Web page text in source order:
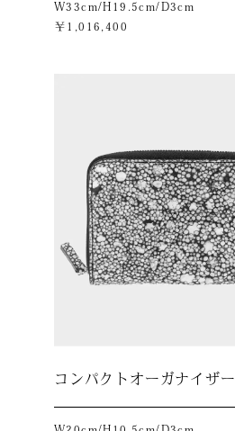
W33cm/H19.5cm/D3cm
￥1,016,400
コンパクトオーガナイザー